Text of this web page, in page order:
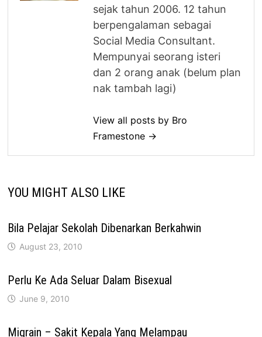
sejak tahun 2006. 12 tahun
berpengalaman sebagai
Social Media Consultant.
Mempunyai seorang isteri
dan 2 orang anak (belum plan
nak tambah lagi)
View all posts by Bro
Framestone →
YOU MIGHT ALSO LIKE
Bila Pelajar Sekolah Dibenarkan Berkahwin
August 23, 2010
Perlu Ke Ada Seluar Dalam Bisexual
June 9, 2010
Migrain – Sakit Kepala Yang Melampau